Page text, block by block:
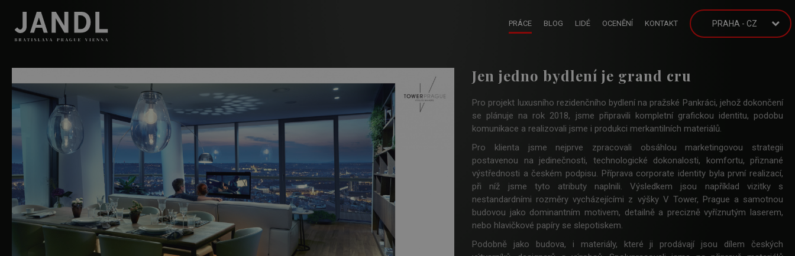
PRÁCE BLOG LIDÉ OCENĚNÍ KONTAKT PRAHA - CZ
Jen jedno bydlení je grand cru
Pro projekt luxusního rezidenčního bydlení na pražské Pankráci, jehož dokončení
se plánuje na rok 2018, jsme připravili kompletní grafickou identitu, podobu
komunikace a realizovali jsme i produkci merkantilních materiálů.
Pro klienta jsme nejprve zpracovali obsáhlou marketingovou strategii
postavenou na jedinečnosti, technologické dokonalosti, komfortu, přiznané
výstřednosti a českém podpisu. Příprava corporate identity byla první realizací,
při níž jsme tyto atributy naplnili. Výsledkem jsou například vizitky s
nestandardními rozměry vycházejícími z výšky V Tower, Prague a samotnou
budovou jako dominantním motivem, detailně a precizně vyříznutým laserem,
nebo hlavičkové papíry se slepotiskem.
Podobně jako budova, i materiály, které ji prodávají jsou dílem českých